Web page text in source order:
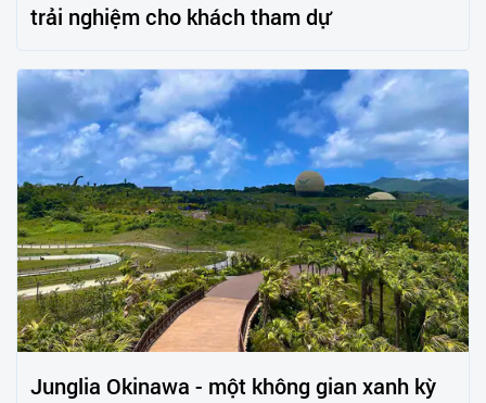
trải nghiệm cho khách tham dự
Junglia Okinawa - một không gian xanh kỳ